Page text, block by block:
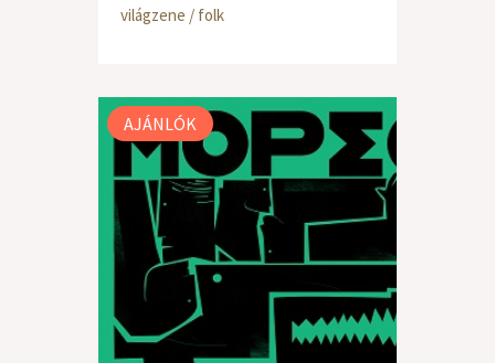
világzene / folk
AJÁNLÓK